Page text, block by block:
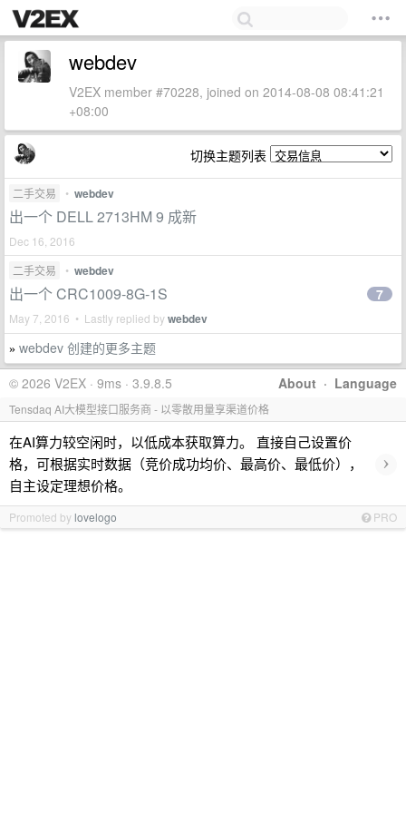
webdev
V2EX member #70228, joined on 2014-08-08 08:41:21
+08:00
切换主题列表
二手交易 • webdev
出一个 DELL 2713HM 9 成新
Dec 16, 2016
二手交易
• webdev
出一个 CRC1009-8G-1S
May 7, 2016 • Lastly replied bywebdev
7
» webdev 创建的更多主题
About · Language
© 2026 V2EX · 9ms · 3.9.8.5
Tensdaq AI大模型接口服务商 - 以零散用量享渠道价格
在AI算力较空闲时，以低成本获取算力。 直接自己设置价
格，可根据实时数据（竞价成功均价、最高价、最低价），
自主设定理想价格。
›
Promoted bylovelogo PRO